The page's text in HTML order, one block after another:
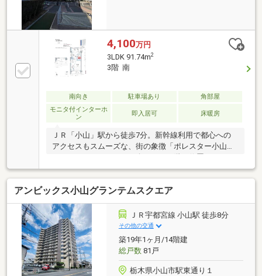
4,100万円
3LDK 91.74m2
3階 南
南向き 駐車場あり
角部屋
モニタ付インターホ
ン
即入居可 床暖房
ＪＲ「小山」駅から徒歩7分。新幹線利用で都心への
アクセスもスムーズな、街の象徴「ポレスター小山タ
１号室は、タワーマンションならではの充実した共用
設備を享受しつつ、外出時にエレベーターの待ち時間
を気にせず、戸建て感覚で軽快に動けるのが魅力で
す。２１階建て堅牢な構造と、ホテルライクな内廊下
設計。駅前の喧騒を感じさせないプライベート感が漂
います。室内は丁寧に使用されており、日当たり・通
風も良好。駅周辺の商業施設が日常の庭となる、都市
型ライフスタイルをここから始めませんか。
アンビックス小山グランテムスクエア
ＪＲ宇都宮線 小山駅 徒歩8分
その他の交通
築19年1ヶ月/14階建
総戸数81戸
栃木県小山市駅東通り１